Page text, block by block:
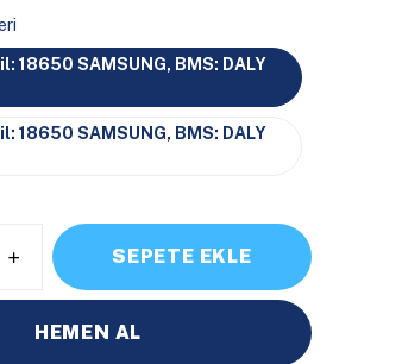
18650 SAMSUNG, BMS: DALY
18650 SAMSUNG, BMS: DALY
SEPETE EKLE
HEMEN AL